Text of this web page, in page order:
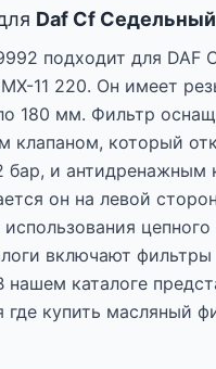
Daf Cf Седельный
подходит для DAF
11 220. Он имеет
180 мм. Фильтр
клапаном, который
бар, и антидренажным
он на левой
использования
включают фильтры
нашем каталоге
где купить масляный